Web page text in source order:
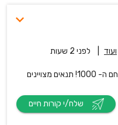
ועוד לפני 2 שעות
בואו לעבוד במתחם המסווג של כאל במתחם ה- 1000! תנאים מצויינים